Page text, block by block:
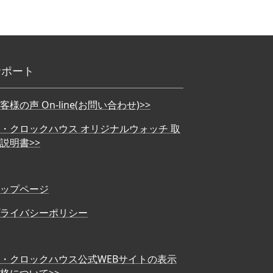
ート
様の声 On-line(お問い合わせ)>>
クロックハウス オリジナルウォッチ 取
明書>>
ップページ
イバシーポリシー
クロックハウス公式WEBサイトの表示